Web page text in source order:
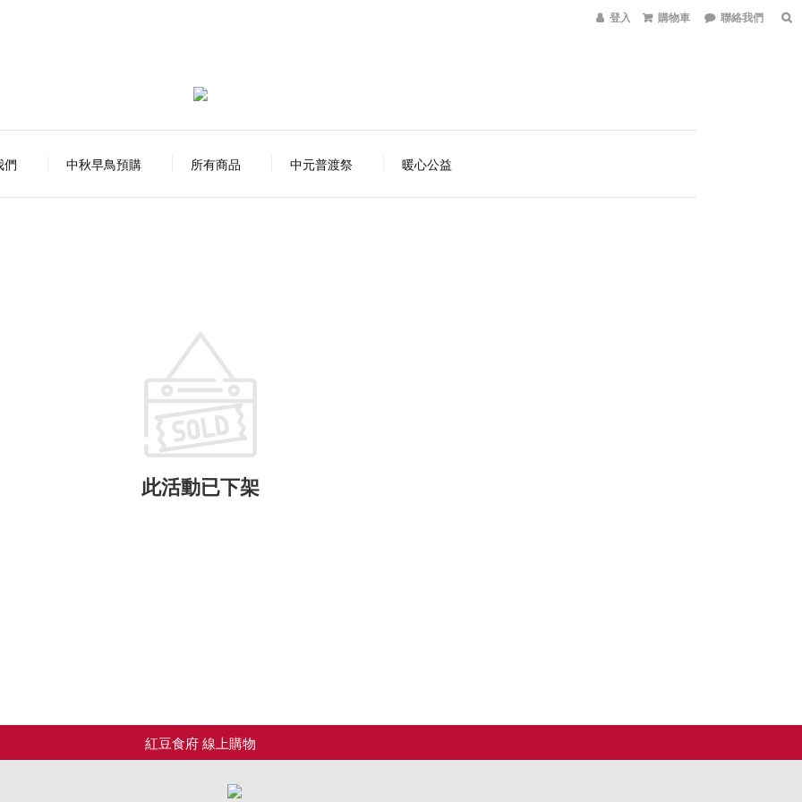
登入會員 購物車 聯絡我們
們 中秋早鳥預購 所有商品 中元普渡祭 暖心公益
此活動已下架